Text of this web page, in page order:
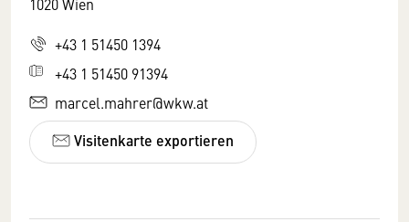
+43 1 51450 1394
+43 1 51450 91394
marcel.mahrer@wkw.at
Visitenkarte exportieren